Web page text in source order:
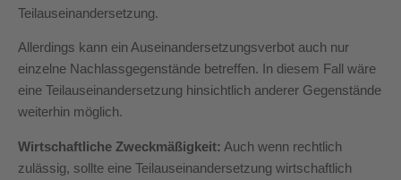
Teilauseinandersetzung.
Allerdings kann ein Auseinandersetzungsverbot auch nur
einzelne Nachlassgegenstände betreffen. In diesem Fall wäre
eine Teilauseinandersetzung hinsichtlich anderer Gegenstände
weiterhin möglich.
Wirtschaftliche Zweckmäßigkeit: Auch wenn rechtlich
zulässig, sollte eine Teilauseinandersetzung wirtschaftlich